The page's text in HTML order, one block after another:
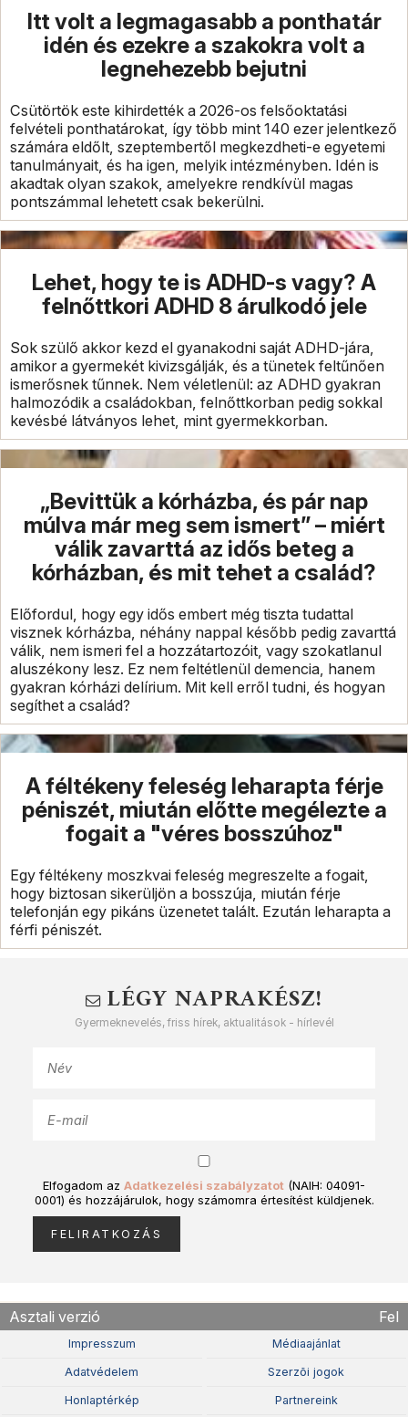
Itt volt a legmagasabb a ponthatár
idén és ezekre a szakokra volt a
legnehezebb bejutni
Csütörtök este kihirdették a 2026-os felsőoktatási
felvételi ponthatárokat, így több mint 140 ezer jelentkező
számára eldőlt, szeptembertől megkezdheti-e egyetemi
tanulmányait, és ha igen, melyik intézményben. Idén is
akadtak olyan szakok, amelyekre rendkívül magas
pontszámmal lehetett csak bekerülni.
Lehet, hogy te is ADHD-s vagy? A
felnőttkori ADHD 8 árulkodó jele
Sok szülő akkor kezd el gyanakodni saját ADHD-jára,
amikor a gyermekét kivizsgálják, és a tünetek feltűnően
ismerősnek tűnnek. Nem véletlenül: az ADHD gyakran
halmozódik a családokban, felnőttkorban pedig sokkal
kevésbé látványos lehet, mint gyermekkorban.
„Bevittük a kórházba, és pár nap
múlva már meg sem ismert” – miért
válik zavarttá az idős beteg a
kórházban, és mit tehet a család?
Előfordul, hogy egy idős embert még tiszta tudattal
visznek kórházba, néhány nappal később pedig zavarttá
válik, nem ismeri fel a hozzátartozóit, vagy szokatlanul
aluszékony lesz. Ez nem feltétlenül demencia, hanem
gyakran kórházi delírium. Mit kell erről tudni, és hogyan
segíthet a család?
A féltékeny feleség leharapta férje
péniszét, miután előtte megélezte a
fogait a "véres bosszúhoz"
Egy féltékeny moszkvai feleség megreszelte a fogait,
hogy biztosan sikerüljön a bosszúja, miután férje
telefonján egy pikáns üzenetet talált. Ezután leharapta a
férfi péniszét.
LÉGY NAPRAKÉSZ!
Gyermeknevelés, friss hírek, aktualitások - hírlevél
Elfogadom az Adatkezelési szabályzatot (NAIH: 04091-
0001) és hozzájárulok, hogy számomra értesítést küldjenek.
Asztali verzió Fel
Impresszum Médiaajánlat
Adatvédelem Szerzõi jogok
Honlaptérkép Partnereink